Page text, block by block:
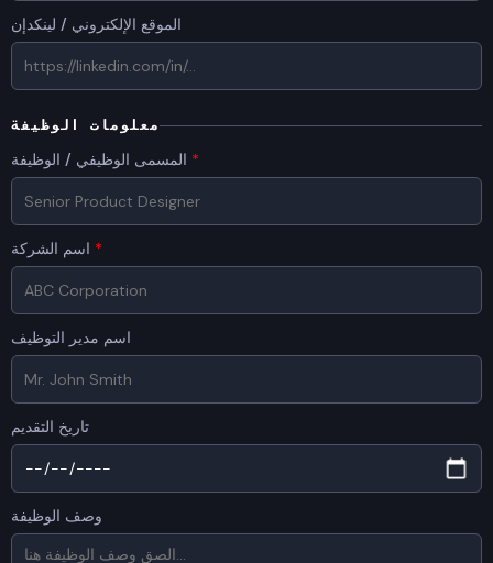
الموقع الإلكتروني / لينكدإن
معلومات الوظيفة
المسمى الوظيفي / الوظيفة *
اسم الشركة *
اسم مدير التوظيف
تاريخ التقديم
وصف الوظيفة